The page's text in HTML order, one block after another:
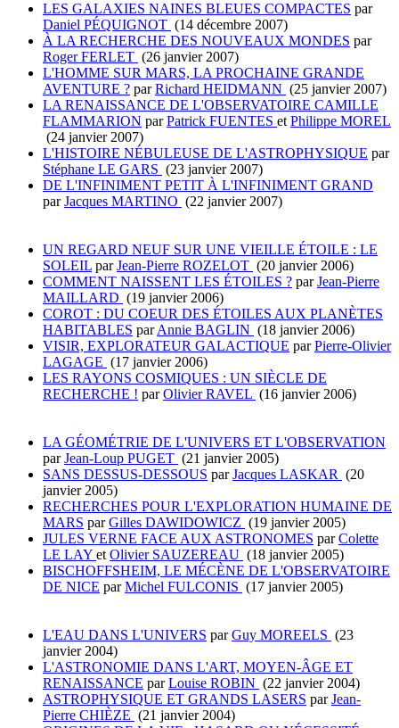
LES GALAXIES NAINES BLEUES COMPACTES par
Daniel PÉQUIGNOT (14 décembre 2007)
À LA RECHERCHE DES NOUVEAUX MONDES par
Roger FERLET (26 janvier 2007)
L'HOMME SUR MARS, LA PROCHAINE GRANDE
AVENTURE ? parRichard HEIDMANN (25 janvier 2007)
LA RENAISSANCE DE L'OBSERVATOIRE CAMILLE
FLAMMARION parPatrick FUENTES etPhilippe MOREL
(24 janvier 2007)
L'HISTOIRE NÉBULEUSE DE L'ASTROPHYSIQUE par
Stéphane LE GARS (23 janvier 2007)
DE L'INFINIMENT PETIT À L'INFINIMENT GRAND
parJacques MARTINO (22 janvier 2007)
UN REGARD NEUF SUR UNE VIEILLE ÉTOILE : LE
SOLEIL parJean-Pierre ROZELOT (20 janvier 2006)
COMMENT NAISSENT LES ÉTOILES ? parJean-Pierre
MAILLARD (19 janvier 2006)
COROT : DU COEUR DES ÉTOILES AUX PLANÈTES
HABITABLES parAnnie BAGLIN (18 janvier 2006)
VISIR, EXPLORATEUR GALACTIQUE parPierre-Olivier
LAGAGE (17 janvier 2006)
LES RAYONS COSMIQUES : UN SIÈCLE DE
RECHERCHE ! parOlivier RAVEL (16 janvier 2006)
LA GÉOMÉTRIE DE L'UNIVERS ET L'OBSERVATION
parJean-Loup PUGET (21 janvier 2005)
SANS DESSUS-DESSOUS parJacques LASKAR (20
janvier 2005)
RECHERCHES POUR L'EXPLORATION HUMAINE DE
MARS parGilles DAWIDOWICZ (19 janvier 2005)
JULES VERNE FACE AUX ASTRONOMES parColette
LE LAY etOlivier SAUZEREAU (18 janvier 2005)
BISCHOFFSHEIM, LE MÉCÈNE DE L'OBSERVATOIRE
DE NICE parMichel FULCONIS (17 janvier 2005)
L'EAU DANS L'UNIVERS parGuy MOREELS (23
janvier 2004)
L'ASTRONOMIE DANS L'ART, MOYEN-ÂGE ET
RENAISSANCE parLouise ROBIN (22 janvier 2004)
ASTROPHYSIQUE ET GRANDS LASERS parJean-
Pierre CHIÈZE (21 janvier 2004)